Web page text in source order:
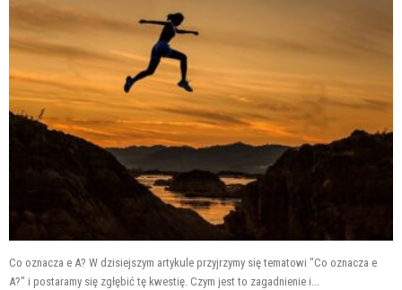
Co oznacza e A? W dzisiejszym artykule przyjrzymy się tematowi "Co oznacza e
A?" i postaramy się zgłębić tę kwestię. Czym jest to zagadnienie i...